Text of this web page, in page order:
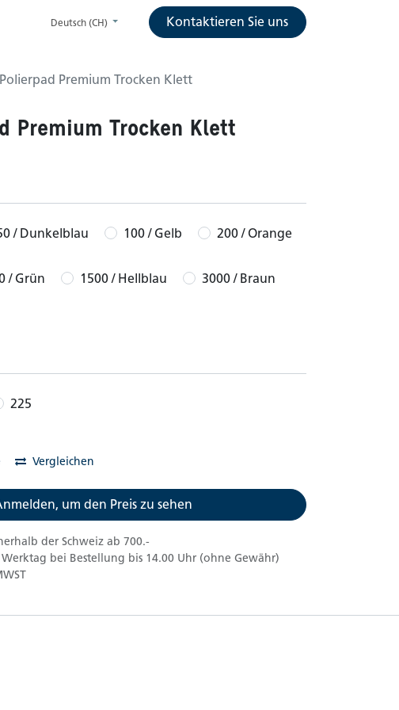
Deutsch (CH) Kontaktieren Sie uns
Premium Trocken Klett
Premium Trocken Klett
/ Dunkelblau 100 / Gelb 200 / Orange
/ Grün 1500 / Hellblau 3000 / Braun
225
Vergleichen
um den Preis zu sehen
der Schweiz ab 700.-
bei Bestellung bis 14.00 Uhr (ohne Gewähr)